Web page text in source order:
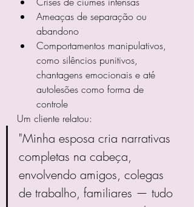
Ameaças de separação ou
abandono
Comportamentos manipulativos,
como silêncios punitivos,
chantagens emocionais e até
autolesões como forma de
controle
Um cliente relatou:
"Minha esposa cria narrativas
completas na cabeça,
envolvendo amigos, colegas
de trabalho, familiares — tudo